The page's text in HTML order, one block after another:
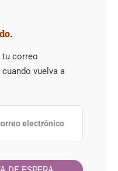
tu correo
vuelva a